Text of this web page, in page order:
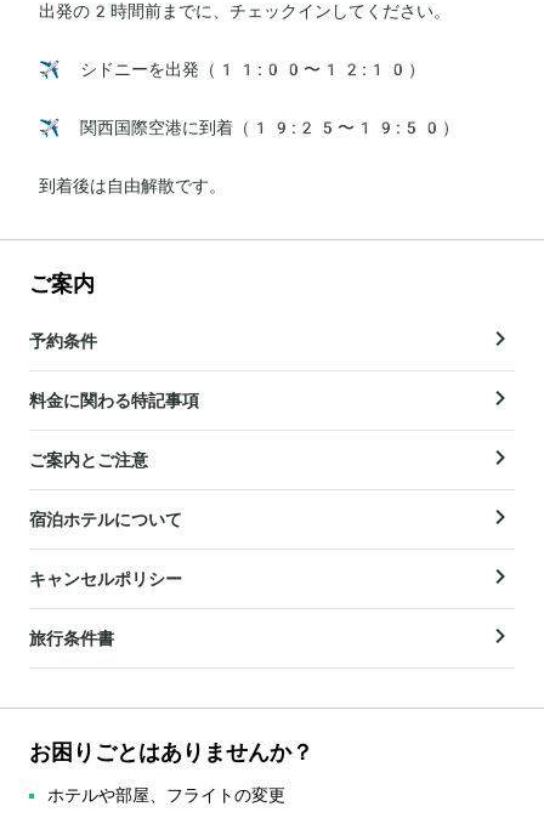
出発の2時間前までに、チェックインしてください。
✈️ シドニーを出発（11:00〜12:10）
✈️ 関西国際空港に到着（19:25〜19:50）
到着後は自由解散です。
ご案内
予約条件
料金に関わる特記事項
ご案内とご注意
宿泊ホテルについて
キャンセルポリシー
旅行条件書
お困りごとはありませんか？
ホテルや部屋、フライトの変更